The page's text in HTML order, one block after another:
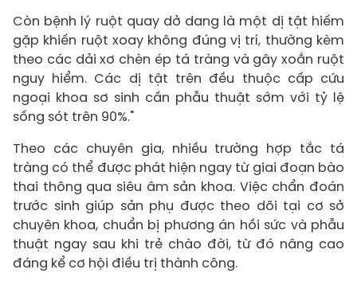
Còn bệnh lý ruột quay dở dang là một dị tật hiếm
gặp khiến ruột xoay không đúng vị trí, thường kèm
theo các dải xơ chèn ép tá tràng và gây xoắn ruột
nguy hiểm. Các dị tật trên đều thuộc cấp cứu
ngoại khoa sơ sinh cần phẫu thuật sớm với tỷ lệ
sống sót trên 90%."
Theo các chuyên gia, nhiều trường hợp tắc tá
tràng có thể được phát hiện ngay từ giai đoạn bào
thai thông qua siêu âm sản khoa. Việc chẩn đoán
trước sinh giúp sản phụ được theo dõi tại cơ sở
chuyên khoa, chuẩn bị phương án hồi sức và phẫu
thuật ngay sau khi trẻ chào đời, từ đó nâng cao
đáng kể cơ hội điều trị thành công.